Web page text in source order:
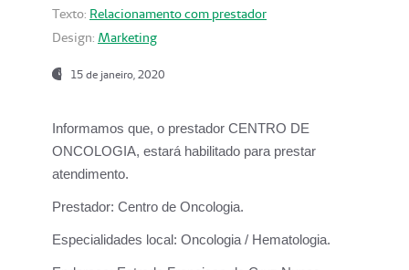
Texto: Relacionamento com prestador
Design: Marketing
15 de janeiro, 2020
Informamos que, o prestador CENTRO DE
ONCOLOGIA, estará habilitado para prestar
atendimento.
Prestador: Centro de Oncologia.
Especialidades local: Oncologia / Hematologia.